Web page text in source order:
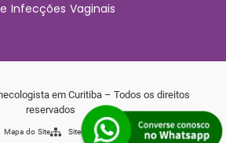
Infecções Vaginais
em Curitiba – Todos os direitos
reservados
Mapa do Site Sitemap XML